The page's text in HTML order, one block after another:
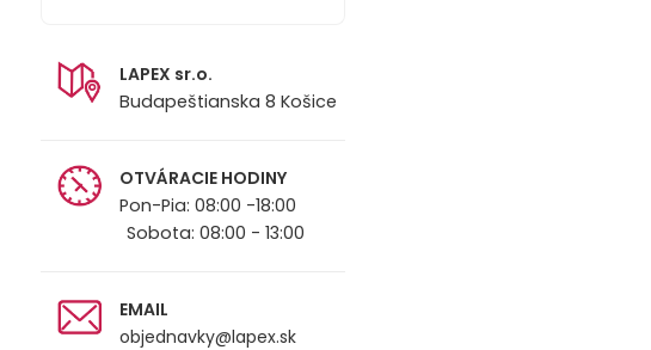
LAPEX sr.o.
Budapeštianska 8 Košice
OTVÁRACIE HODINY
Pon-Pia: 08:00 -18:00
Sobota: 08:00 - 13:00
EMAIL
objednavky@lapex.sk